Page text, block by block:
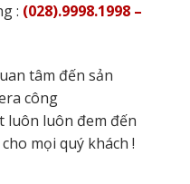
: (028).9998.1998 –
tâm đến sản
công
luôn luôn đem đến
mọi quý khách !